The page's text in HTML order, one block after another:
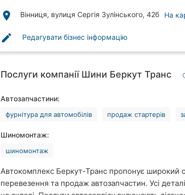
place Вінниця, вулиця Сергія Зулінського, 42б На
edit Редагувати бізнес інформацію
Послуги компанії Шини Беркут Транс
Автозапчастини:
фурнітура для автомобілів продаж стартерів
Шиномонтаж:
шиномонтаж
Автокомплекс Беркут-Транс пропонує широкий
перевезення та продаж автозапчастин. Усі